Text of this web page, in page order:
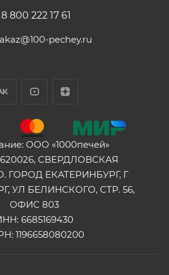
8 800 222 17 61
pechey.ru
ООО «1000печей»
СВЕРДЛОВСКАЯ
ГОРОД ЕКАТЕРИНБУРГ, Г
УЛ БЕЛИНСКОГО, СТР. 56,
ОФИС 803
6685169430
1196658080200